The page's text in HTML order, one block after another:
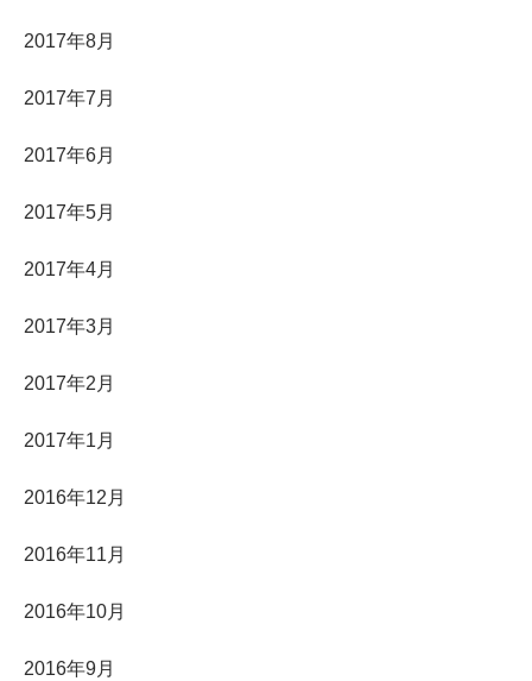
2017年8月
2017年7月
2017年6月
2017年5月
2017年4月
2017年3月
2017年2月
2017年1月
2016年12月
2016年11月
2016年10月
2016年9月